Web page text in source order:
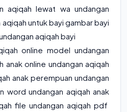
aqiqah lewat wa undangan
untuk bayi gambar bayi
aqiqah bayi
online model undangan
anak online undangan aqiqah
anak perempuan undangan
word undangan aqiqah anak
file undangan aqiqah pdf